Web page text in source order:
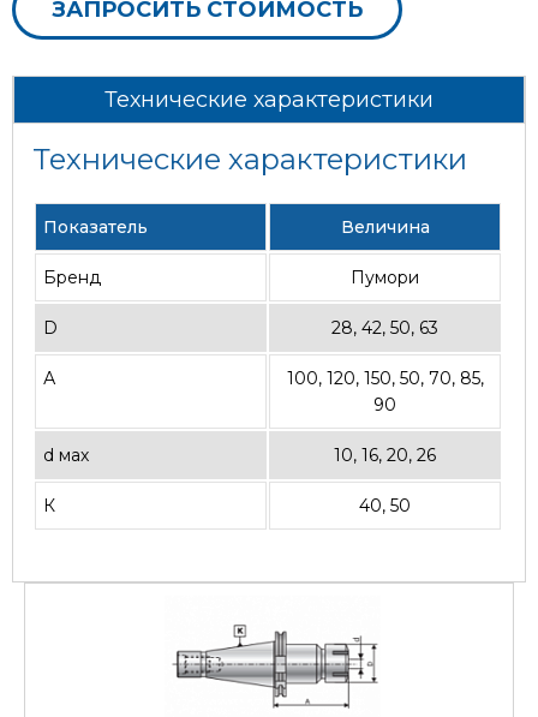
ЗАПРОСИТЬ СТОИМОСТЬ
Технические характеристики
Технические характеристики
Показатель Величина
Бренд Пумори
D 28, 42, 50, 63
А
100, 120, 150, 50, 70, 85,
90
d мах 10, 16, 20, 26
К 40, 50